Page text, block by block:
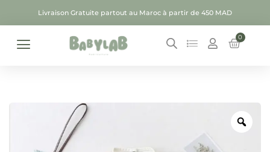
Livraison Gratuite partout au Maroc à partir de 450 MAD
0